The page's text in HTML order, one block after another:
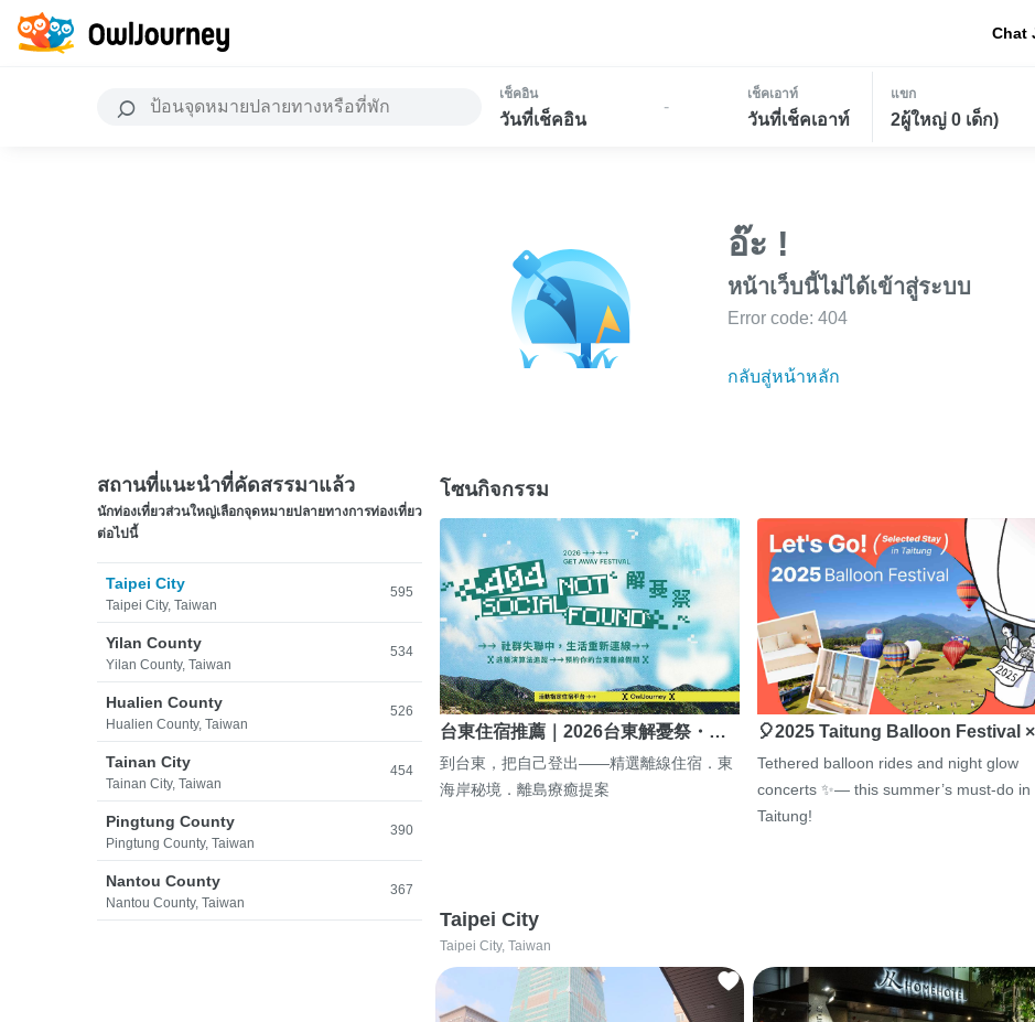
Chat
เช็คอิน
วันที่เช็คอิน
-
เช็คเอาท์
วันที่เช็คเอาท์
แขก
2ผู้ใหญ่ 0 เด็ก)
อ๊ะ !
หน้าเว็บนี้ไม่ได้เข้าสู่ระบบ
Error code: 404
กลับสู่หน้าหลัก
สถานที่แนะนำที่คัดสรรมาแล้ว
นักท่องเที่ยวส่วนใหญ่เลือกจุดหมายปลายทางการท่องเที่ยว
ต่อไปนี้
Taipei City
Taipei City, Taiwan
595
Yilan County
Yilan County, Taiwan
534
Hualien County
Hualien County, Taiwan
526
Tainan City
Tainan City, Taiwan
454
Pingtung County
Pingtung County, Taiwan
390
Nantou County
Nantou County, Taiwan
367
โซนกิจกรรม
台東住宿推薦｜2026台東解憂祭・…
到台東，把自己登出——精選離線住宿．東
海岸秘境．離島療癒提案
🎈2025 Taitung Balloon Festival
Tethered balloon rides and night glow
concerts ✨— this summer’s must-do in
Taitung!
Taipei City
Taipei City, Taiwan